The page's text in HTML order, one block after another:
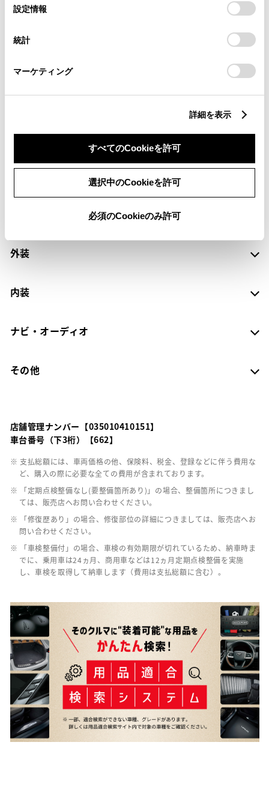
デバイスにすべてのCookie(クッキー)が保存されることに同
意したことになります。Cookie(クッキー)のオプトアウト、
設定の変更、同意を撤回したりするにあたっては、当社の
「Cookie（クッキー）情報の取り扱いについて
」をご覧くだ
設定情報
統計
マーケティング
詳細を表示
すべてのCookieを許可
選択中のCookieを許可
必須のCookieのみ許可
※ 予防安全装置の各機能の作動には、速度や対象物等の条件がありま
す。また、道路状況、車両状態、天候等により作動しない場合があり
ます。詳しくは、販売店スタッフにおたずねください。
能を過信せず、安全運転を心掛けてください。
外装
内装
ナビ・オーディオ
その他
店舗管理ナンバー【035010410151】
車台番号（下3桁）【662】
※ 支払総額には、車両価格の他、保険料、税金、登録などに伴う費用な
ど、購入の際に必要な全ての費用が含まれております。
※ 「定期点検整備なし(要整備箇所あり)」の場合、整備箇所につきまし
ては、販売店へお問い合わせください。
※ 「修復歴あり」の場合、修復部位の詳細につきましては、販売店へお
問い合わせください。
※ 「車検整備付」の場合、車検の有効期限が切れているため、納車時ま
でに、乗用車は24ヵ月、商用車などは12ヵ月定期点検整備を実施
し、車検を取得して納車します（費用は支払総額に含む）。